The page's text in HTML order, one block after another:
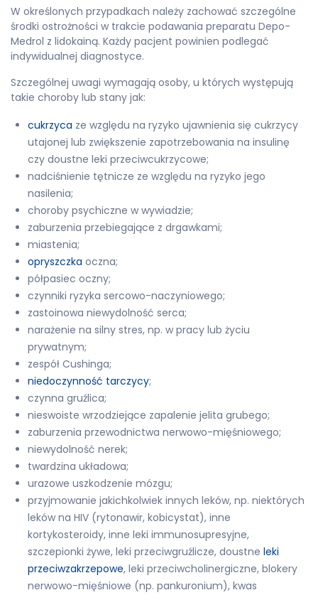
W określonych przypadkach należy zachować szczególne
środki ostrożności w trakcie podawania preparatu Depo-
Medrol z lidokainą. Każdy pacjent powinien podlegać
indywidualnej diagnostyce.
Szczególnej uwagi wymagają osoby, u których występują
takie choroby lub stany jak:
cukrzyca ze względu na ryzyko ujawnienia się cukrzycy
utajonej lub zwiększenie zapotrzebowania na insulinę
czy doustne leki przeciwcukrzycowe;
nadciśnienie tętnicze ze względu na ryzyko jego
nasilenia;
choroby psychiczne w wywiadzie;
zaburzenia przebiegające z drgawkami;
miastenia;
opryszczka oczna;
półpasiec oczny;
czynniki ryzyka sercowo-naczyniowego;
zastoinowa niewydolność serca;
narażenie na silny stres, np. w pracy lub życiu
prywatnym;
zespół Cushinga;
niedoczynność tarczycy;
czynna gruźlica;
nieswoiste wrzodziejące zapalenie jelita grubego;
zaburzenia przewodnictwa nerwowo-mięśniowego;
niewydolność nerek;
twardzina układowa;
urazowe uszkodzenie mózgu;
przyjmowanie jakichkolwiek innych leków, np. niektórych
leków na HIV (rytonawir, kobicystat), inne
kortykosteroidy, inne leki immunosupresyjne,
szczepionki żywe, leki przeciwgruźlicze, doustne leki
przeciwzakrzepowe, leki przeciwcholinergiczne, blokery
nerwowo-mięśniowe (np. pankuronium), kwas